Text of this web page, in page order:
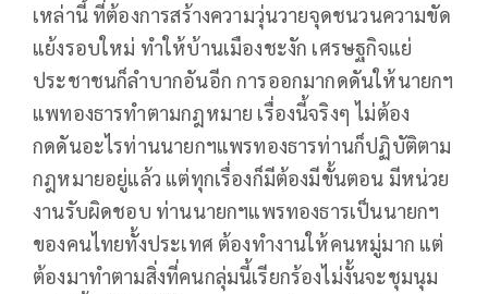
เหล่านี้ ที่ต้องการสร้างความวุ่นวายจุดชนวนความขัด
แย้งรอบใหม่ ทำให้บ้านเมืองชะงัก เศรษฐกิจแย่
ประชาชนก็ลำบากอันอีก การออกมากดดันให้นายกฯ
แพทองธารทำตามกฎหมาย เรื่องนี้จริงๆ ไม่ต้อง
กดดันอะไรท่านนายกฯแพรทองธารท่านก็ปฏิบัติตาม
กฎหมายอยู่แล้ว แต่ทุกเรื่องก็มีต้องมีขั้นตอน มีหน่วย
งานรับผิดชอบ ท่านนายกฯแพรทองธารเป็นนายกฯ
ของคนไทยทั้งประเทศ ต้องทำงานให้คนหมู่มาก แต่
ต้องมาทำตามสิ่งที่คนกลุ่มนี้เรียกร้องไม่งั้นจะชุมนุม